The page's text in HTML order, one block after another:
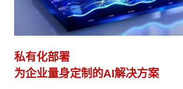
私有化部署
为企业量身定制的AI解决方案